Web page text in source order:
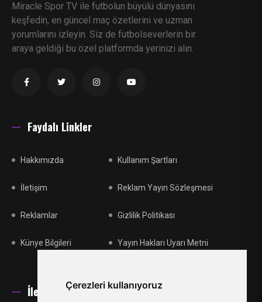
Çerezleri kullanıyoruz
Miracle Spor TV ile futbolun büyülü dünyasını
keşfedin, en güncel maç özetlerini ve uzman
yorumlarını izleyin. Siz de futbolseverlerin bir
araya geldiği bu özel platformda yerinizi alın.
Faydalı Linkler
Hakkımızda
İletişim
Reklamlar
Künye Bilgileri
Kullanım Şartları
Reklam Yayın Sözleşmesi
Gizlilik Politikası
Yayın Hakları Uyarı Metni
İletişim